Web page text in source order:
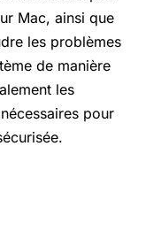
Mac, ainsi que
les problèmes
de manière
les
pour